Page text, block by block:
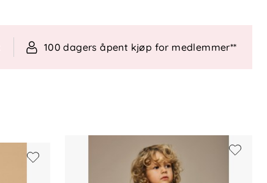
100 dagers åpent kjøp for medlemmer**